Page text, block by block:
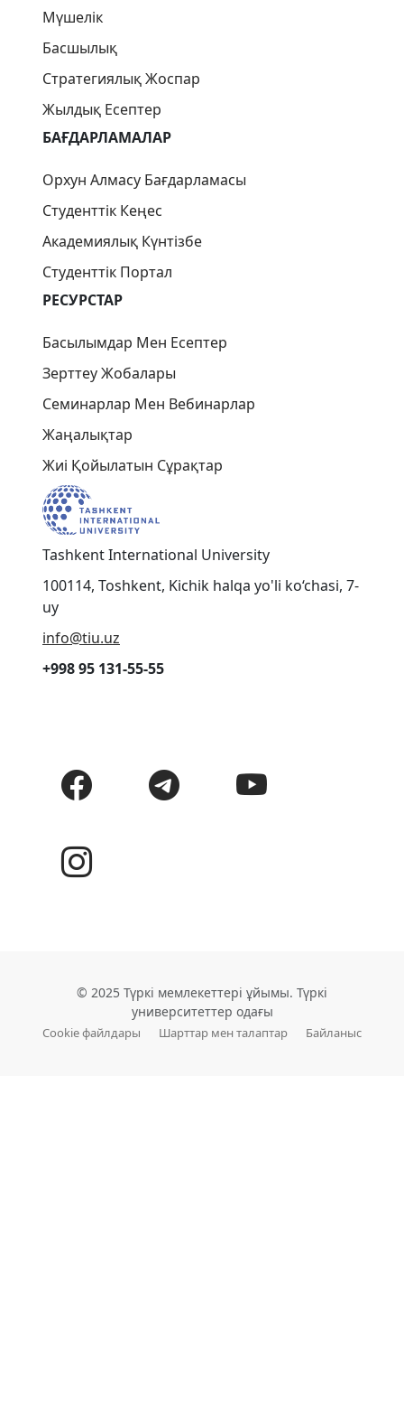
Мүшелік
Басшылық
Стратегиялық Жоспар
Жылдық Есептер
БАҒДАРЛАМАЛАР
Орхун Алмасу Бағдарламасы
Студенттік Кеңес
Академиялық Күнтізбе
Студенттік Портал
РЕСУРСТАР
Басылымдар Мен Есептер
Зерттеу Жобалары
Семинарлар Мен Вебинарлар
Жаңалықтар
Жиі Қойылатын Сұрақтар
Tashkent International University
100114, Toshkent, Kichik halqa yo'li ko‘chasi, 7-
uy
info@tiu.uz
+998 95 131-55-55
© 2025 Түркі мемлекеттері ұйымы. Түркі
университеттер одағы
Cookie файлдары Шарттар мен талаптар Байланыс